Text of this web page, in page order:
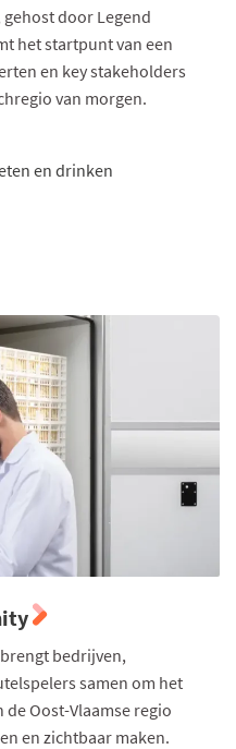
het percentage
kleinere
35% voor
door Legend
het startpunt van een
en key stakeholders
van morgen.
en drinken
bedrijven,
samen om het
Oost-Vlaamse regio
en zichtbaar maken.